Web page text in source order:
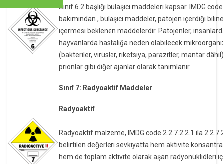
Sınıf 6.2 başlığı bulaşıcı maddeleri kapsar. IMDG
bakımından , bulaşıcı maddeler, patojen içerdiği
içermesi beklenen maddelerdir. Patojenler,
hayvanlarda hastalığa neden olabilecek
(bakteriler, virüsler, riketsiya, parazitler, mantar
prionlar gibi diğer ajanlar olarak tanımlanır.
Sınıf 7: Radyoaktif Maddeler
Radyoaktif
Radyoaktif malzeme, IMDG code 2.2.7.2.2.1 ila
belirtilen değerleri sevkiyatta hem aktivite
hem de toplam aktivite olarak aşan radyonüklidleri